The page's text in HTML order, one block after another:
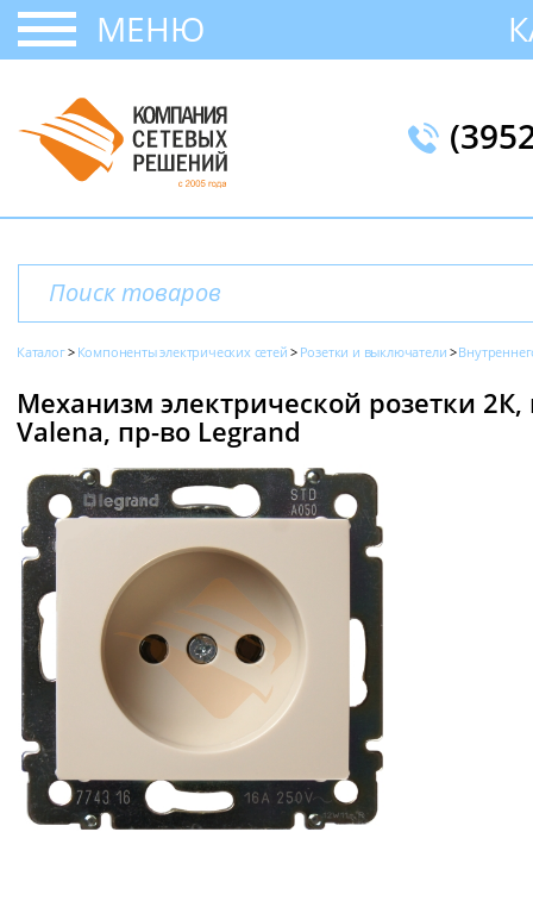
МЕНЮ
Каталог Компоненты электрических сетей Розетки и выключатели
Механизм электрической розетки 2К,
Valena, пр-во Legrand